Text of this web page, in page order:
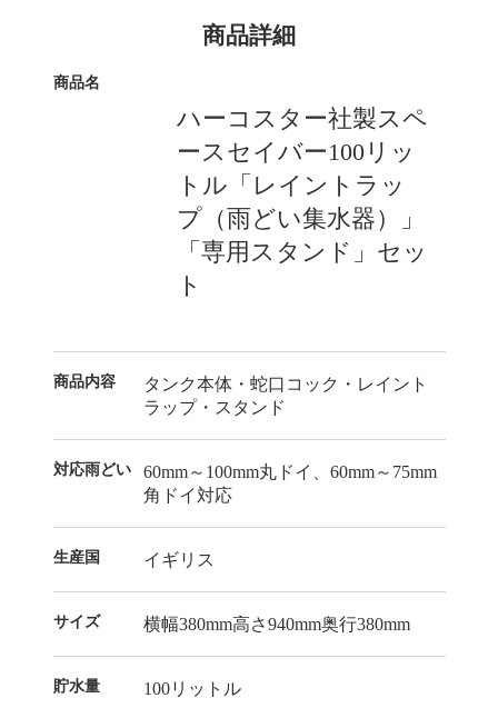
商品詳細
商品名
ハーコスター社製スペ
ースセイバー100リッ
トル「レイントラッ
プ（雨どい集水器）」
「専用スタンド」セッ
ト
商品内容
タンク本体・蛇口コック・レイント
ラップ・スタンド
対応雨どい
60mm～100mm丸ドイ、60mm～75mm
角ドイ対応
生産国 イギリス
サイズ 横幅380mm高さ940mm奥行380mm
貯水量 100リットル